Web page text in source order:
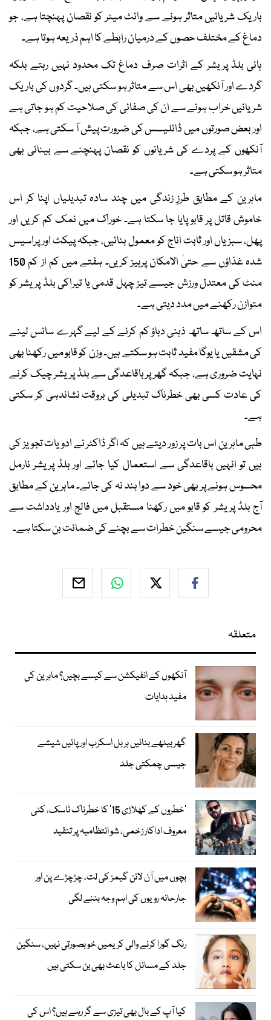
باریک شریانیں متاثر ہونے سے وائٹ میٹر کو نقصان پہنچتا ہے، جو
دماغ کے مختلف حصوں کے درمیان رابطے کا اہم ذریعہ ہوتا ہے۔
ہائی بلڈ پریشر کے اثرات صرف دماغ تک محدود نہیں رہتے بلکہ
گردے اور آنکھیں بھی اس سے متاثر ہو سکتی ہیں۔ گردوں کی باریک
شریانیں خراب ہونے سے ان کی صفائی کی صلاحیت کم ہو جاتی ہے
اور بعض صورتوں میں ڈائلیسس کی ضرورت پیش آ سکتی ہے، جبکہ
آنکھوں کے پردے کی شریانوں کو نقصان پہنچنے سے بینائی بھی
متاثر ہو سکتی ہے۔
ماہرین کے مطابق طرزِ زندگی میں چند سادہ تبدیلیاں اپنا کر اس
خاموش قاتل پر قابو پایا جا سکتا ہے۔ خوراک میں نمک کم کریں اور
پھل، سبزیاں اور ثابت اناج کو معمول بنائیں، جبکہ پیکٹ اور پراسیس
شدہ غذاؤں سے حتیٰ الامکان پرہیز کریں۔ ہفتے میں کم از کم 150
منٹ کی معتدل ورزش جیسے تیز چہل قدمی یا تیراکی بلڈ پریشر کو
متوازن رکھنے میں مدد دیتی ہے۔
اس کے ساتھ ساتھ ذہنی دباؤ کم کرنے کے لیے گہرے سانس لینے
کی مشقیں یا یوگا مفید ثابت ہو سکتے ہیں۔ وزن کو قابو میں رکھنا بھی
نہایت ضروری ہے، جبکہ گھر پر باقاعدگی سے بلڈ پریشر چیک کرنے
کی عادت کسی بھی خطرناک تبدیلی کی بروقت نشاندہی کر سکتی
ہے۔
طبی ماہرین اس بات پر زور دیتے ہیں کہ اگر ڈاکٹر نے ادویات تجویز کی
ہیں تو انہیں باقاعدگی سے استعمال کیا جائے اور بلڈ پریشر نارمل
محسوس ہونے پر بھی خود سے دوا بند نہ کی جائے۔ ماہرین کے مطابق
آج بلڈ پریشر کو قابو میں رکھنا مستقبل میں فالج اور یادداشت سے
محرومی جیسے سنگین خطرات سے بچنے کی ضمانت بن سکتا ہے۔
متعلقہ
آنکھوں کے انفیکشن سے کیسے بچیں؟ ماہرین کی
مفید ہدایات
گھر بیٹھے بنائیں ہربل اسکرب اور پائیں شیشے
جیسی چمکتی جلد
’خطروں کے کھلاڑی 15‘ کا خطرناک ٹاسک، کئی
معروف اداکار زخمی، شو انتظامیہ پر تنقید
بچوں میں آن لائن گیمز کی لت، چڑچڑے پن اور
جارحانہ رویوں کی اہم وجہ بننے لگی
رنگ گورا کرنے والی کریمیں خوبصورتی نہیں، سنگین
جلد کے مسائل کا باعث بھی بن سکتی ہیں
کیا آپ کے بال بھی تیزی سے گر رہے ہیں؟ اس کی